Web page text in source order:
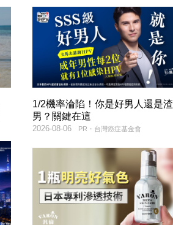
1/2機率淪陷！你是好男人還是渣
男？關鍵在這
PR・台灣癌症基金會
2026-08-06